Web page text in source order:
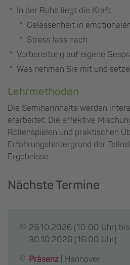
In der Ruhe liegt die Kraft
Gelassenheit in
Stress lass nach
Vorbereitung auf eigene
Was nehmen Sie mit und
Lehrmethoden
Die Seminarinhalte werden
erarbeitet. Die effektive
Rollenspielen und praktischen
Erfahrungshintergrund der
Ergebnisse.
Nächste Termine
29.10.2026 (10:00 Uhr) bis
30.10.2026 (16:00 Uhr)
Präsenz
Hannover